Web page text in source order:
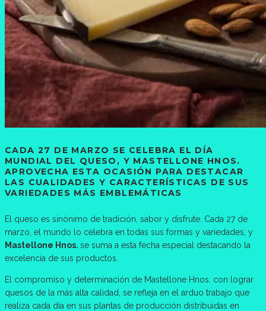
CADA 27 DE MARZO SE CELEBRA EL DÍA
MUNDIAL DEL QUESO, Y MASTELLONE HNOS.
APROVECHA ESTA OCASIÓN PARA DESTACAR
LAS CUALIDADES Y CARACTERÍSTICAS DE SUS
VARIEDADES MÁS EMBLEMÁTICAS
El queso es sinónimo de tradición, sabor y disfrute. Cada 27 de
marzo, el mundo lo celebra en todas sus formas y variedades, y
Mastellone Hnos. se suma a esta fecha especial destacando la
excelencia de sus productos.
El compromiso y determinación de Mastellone Hnos. con lograr
quesos de la más alta calidad, se refleja en el arduo trabajo que
realiza cada día en sus plantas de producción distribuidas en